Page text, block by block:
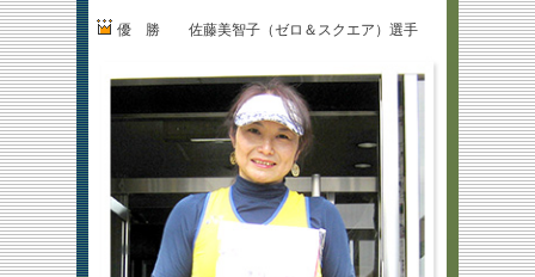
優 勝 佐藤美智子（ゼロ＆スクエア）選手